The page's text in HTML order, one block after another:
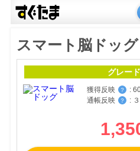
スマート脳ドッグ
グレー
獲得反映 ？ :
通帳反映
？ :